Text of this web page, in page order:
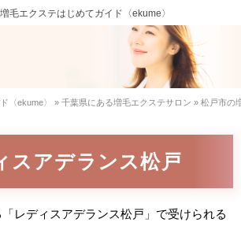
増毛エクステはじめてガイド〈ekume〉
〈ekume〉 » 千葉県にある増毛エクステサロン » 松戸市の
スアデランス松戸
レディスアデランス松戸」で受けられる